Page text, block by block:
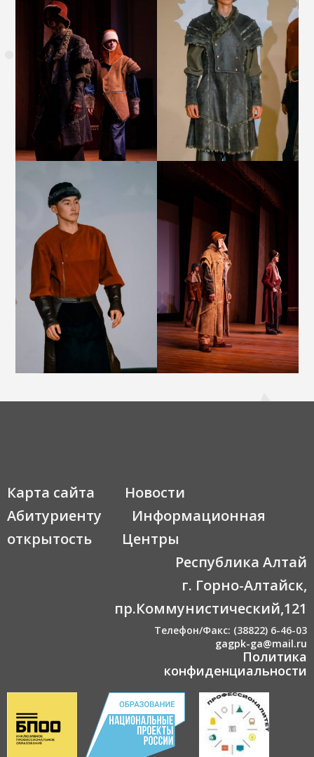
Карта сайта
Новости
Абитуриенту
Информационная
открытость
Центры
Республика Алтай
г. Горно-Алтайск,
пр.Коммунистический,121
Телефон/Факс: (38822) 6-46-03
gagpk-ga@mail.ru
Политика
конфиденциальности